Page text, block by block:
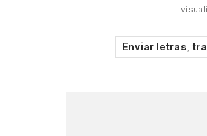
Enviar letras,